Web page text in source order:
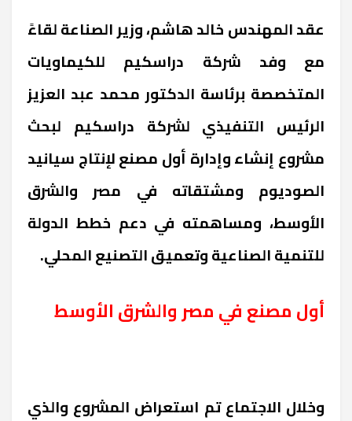
عقد المهندس خالد هاشم، وزير الصناعة لقاءً
مع وفد شركة دراسكيم للكيماويات
المتخصصة برئاسة الدكتور محمد عبد العزيز
الرئيس التنفيذي لشركة دراسكيم لبحث
مشروع إنشاء وإدارة أول مصنع لإنتاج سيانيد
الصوديوم ومشتقاته في مصر والشرق
الأوسط، ومساهمته في دعم خطط الدولة
للتنمية الصناعية وتعميق التصنيع المحلي.
أول مصنع في مصر والشرق الأوسط
وخلال الاجتماع تم استعراض المشروع والذي